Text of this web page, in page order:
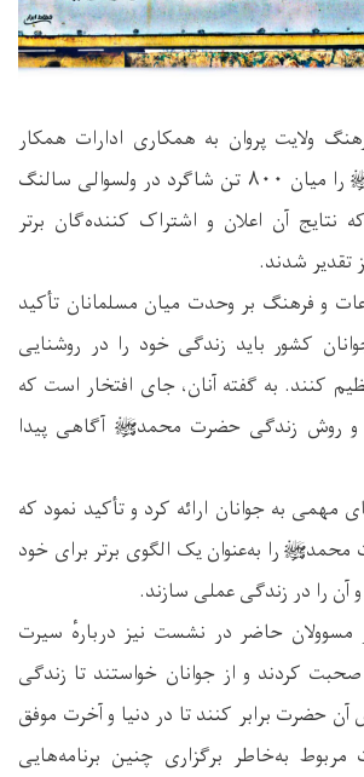
ولایت پروان به همکاری ادارات همکار
مسابقه سیرت النبیﷺ را میان ۸۰۰ تن شاگرد در ولسوالی سالنگ
نتایج آن اعلان و اشتراک کننده‌گان برتر
تقدیر شدند.
و فرهنگ بر وحدت میان مسلمانان تأکید
کشور باید زندگی خود را در روشنایی
کنند. به گفته آنان، جای افتخار است که
و روش زندگی حضرت محمدﷺ آگاهی پیدا
به جوانان ارائه کرد و تأکید نمود که
را به‌عنوان یک الگوی برتر برای خود
آن را در زندگی عملی سازند.
حاضر در نشست نیز دربارهٔ سیرت
کردند و از جوانان خواستند تا زندگی
حضرت برابر کنند تا در دنیا و آخرت موفق
مربوط به‌خاطر برگزاری چنین برنامه‌هایی